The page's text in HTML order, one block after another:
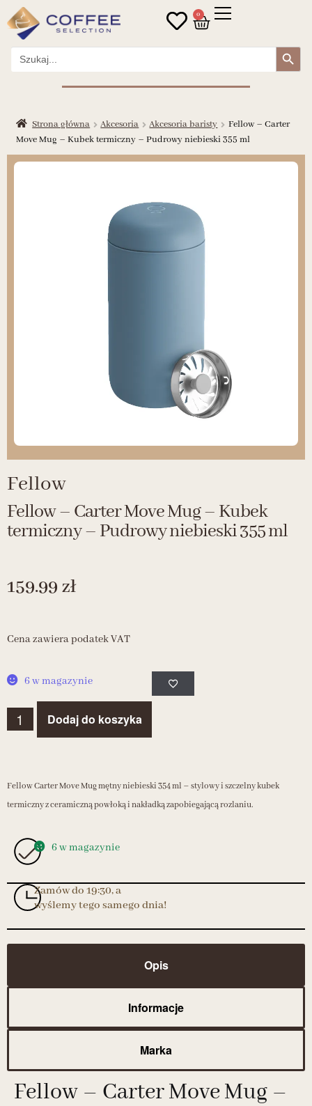
0
Search
for:
Search Button
Strona główna Akcesoria Akcesoria baristy
Fellow – Carter
Move Mug – Kubek termiczny – Pudrowy niebieski 355 ml
Fellow
Fellow – Carter Move Mug – Kubek
termiczny – Pudrowy niebieski 355 ml
159.99 zł
Cena zawiera podatek VAT
6 w magazynie
Dodaj do koszyka
Fellow Carter Move Mug mętny niebieski 354 ml – stylowy i szczelny kubek
termiczny z ceramiczną powłoką i nakładką zapobiegającą rozlaniu.
6 w magazynie
Zamów do 19:30, a
wyślemy tego samego dnia!
Opis
Informacje
Marka
Fellow – Carter Move Mug –